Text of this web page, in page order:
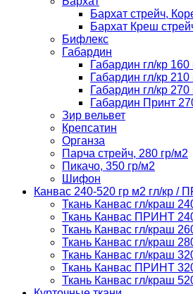
Бархат стрейч,
Бархат Креш
Бифлекс
Габардин
Габардин гл/кр 160
Габардин гл/кр 210
Габардин гл/кр 270
Габардин Принт
Зир вельвет
Крепсатин
Органза
Парча стрейч, 280 гр/м2
Пикачо, 350 гр/м2
Шифон
Канвас 240-520 гр м2 гл/кр /
Ткань Канвас гл/краш
Ткань Канвас ПРИНТ
Ткань Канвас гл/краш
Ткань Канвас гл/краш
Ткань Канвас гл/краш
Ткань Канвас ПРИНТ
Ткань Канвас гл/краш